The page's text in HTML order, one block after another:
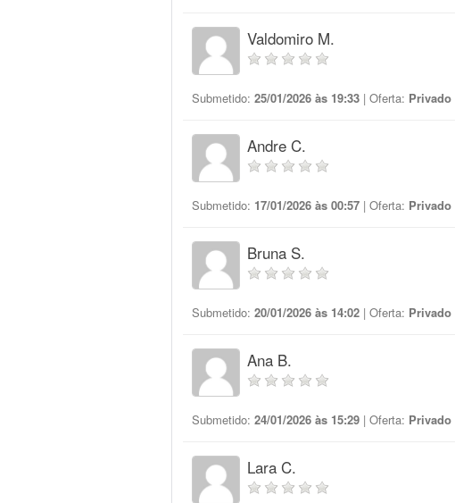
Valdomiro M.
Submetido: 25/01/2026 às 19:33 | Oferta: Privado
Andre C.
Submetido: 17/01/2026 às 00:57 | Oferta: Privado
Bruna S.
Submetido: 20/01/2026 às 14:02 | Oferta: Privado
Ana B.
Submetido: 24/01/2026 às 15:29 | Oferta: Privado
Lara C.